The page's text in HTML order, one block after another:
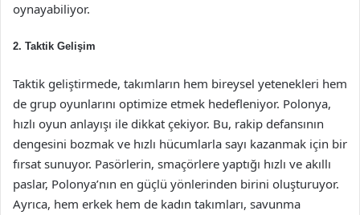
oynayabiliyor.
2. Taktik Gelişim
Taktik geliştirmede, takımların hem bireysel yetenekleri hem
de grup oyunlarını optimize etmek hedefleniyor. Polonya,
hızlı oyun anlayışı ile dikkat çekiyor. Bu, rakip defansının
dengesini bozmak ve hızlı hücumlarla sayı kazanmak için bir
fırsat sunuyor. Pasörlerin, smaçörlere yaptığı hızlı ve akıllı
paslar, Polonya’nın en güçlü yönlerinden birini oluşturuyor.
Ayrıca, hem erkek hem de kadın takımları, savunma